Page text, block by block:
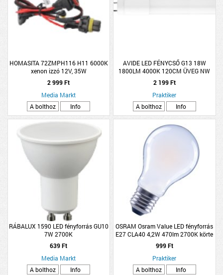
HOMASITA 72ZMPH116 H11 6000K
xenon izzó 12V, 35W
2 999 Ft
Media Markt
A bolthoz
Info
AVIDE LED FÉNYCSŐ G13 18W
1800LM 4000K 120CM ÜVEG NW
2 199 Ft
Praktiker
A bolthoz
Info
RÁBALUX 1590 LED fényforrás GU10
7W 2700K
639 Ft
Media Markt
A bolthoz
Info
OSRAM Osram Value LED fényforrás
E27 CLA40 4,2W 470lm 2700K körte
melegfehér
999 Ft
Praktiker
A bolthoz
Info